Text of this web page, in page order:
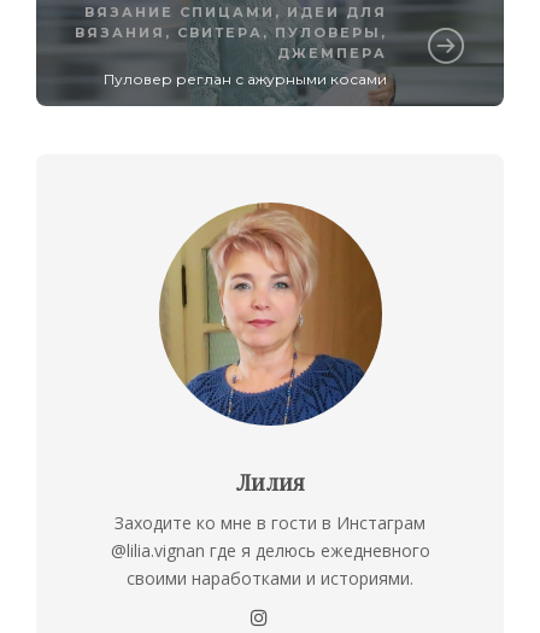
ВЯЗАНИЕ СПИЦАМИ , ИДЕИ ДЛЯ
ВЯЗАНИЯ , СВИТЕРА, ПУЛОВЕРЫ,
ДЖЕМПЕРА
Пуловер реглан с ажурными косами
Лилия
Заходите ко мне в гости в Инстаграм
@lilia.vignan где я делюсь ежедневного
своими наработками и историями.